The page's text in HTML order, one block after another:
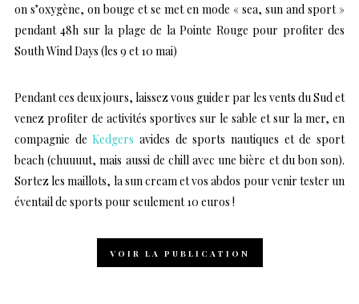
on s’oxygène, on bouge et se met en mode « sea, sun and sport »
pendant 48h sur la plage de la Pointe Rouge pour profiter des
South Wind Days (les 9 et 10 mai)
Pendant ces deux jours, laissez vous guider par les vents du Sud et
venez profiter de activités sportives sur le sable et sur la mer, en
compagnie de Kedgers avides de sports nautiques et de sport
beach (chuuuut, mais aussi de chill avec une bière et du bon son).
Sortez les maillots, la sun cream et vos abdos pour venir tester un
éventail de sports pour seulement 10 euros !
VOIR LA PUBLICATION